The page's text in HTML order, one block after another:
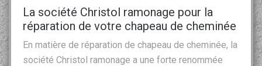
La société Christol ramonage pour la
réparation de votre chapeau de cheminée
En matière de réparation de chapeau de cheminée, la
société Christol ramonage a une forte renommée